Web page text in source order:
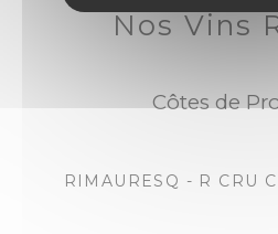
Nos Vins
Côtes de
RIMAURESQ - R CRU